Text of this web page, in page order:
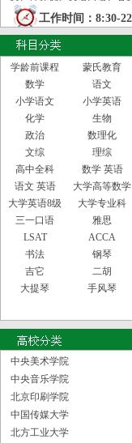
工作时间：8:30-
学龄前课程 蒙氏教育
数学
语文
小学语文
小学英语
化学
生物
政治
数理化
文综
理综
高中全科
数学 英语
语文 英语
大学高等数学
大学英语8级
大学专业科
三一口语
雅思
LSAT
ACCA
书法
钢琴
吉它
二胡
大提琴
手风琴
中央美术学院
中央音乐学院
北京印刷学院
中国传媒大学
北方工业大学